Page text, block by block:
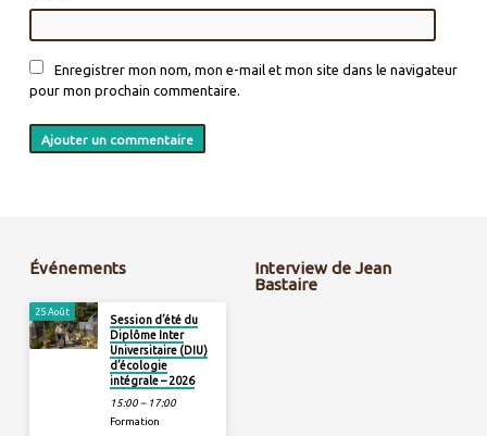
Enregistrer mon nom, mon e-mail et mon site dans le navigateur
pour mon prochain commentaire.
Événements
25 Août
Session d’été du
Diplôme Inter
Universitaire (DIU)
d’écologie
intégrale – 2026
15:00 – 17:00
Formation
Interview de Jean
Bastaire